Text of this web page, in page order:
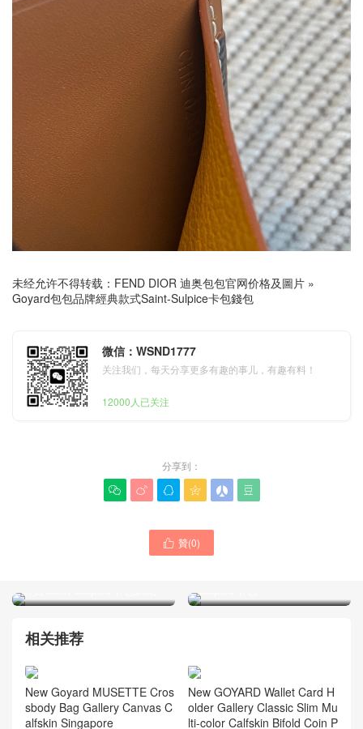
未经允许不得转载： FEND DIOR 迪奥包包官网价格及圖片 »
Goyard包包品牌經典款式Saint-Sulpice卡包錢包
微信：WSND1777
关注我们，每天分享更多有趣的事儿，有趣有料！
12000人已关注
分享到：
     
 贊(0)
Goyard的包 New York USA
相关推荐
New Goyard MUSETTE Cros
sbody Bag Gallery Canvas C
alfskin Singapore
New GOYARD Wallet Card H
older Gallery Classic Slim Mu
lti-color Calfskin Bifold Coin P